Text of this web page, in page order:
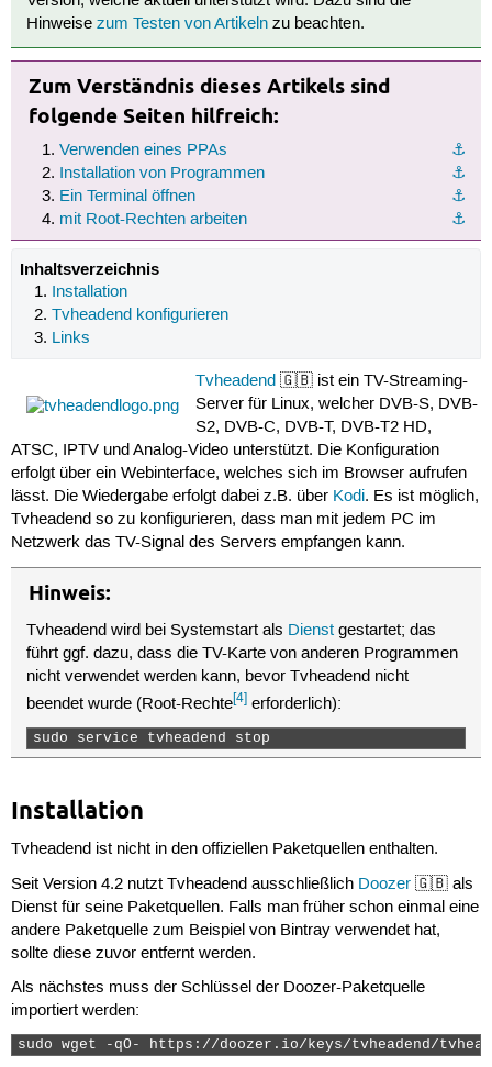
Hinweisezum Testen von Artikeln zu beachten.
Zum Verständnis dieses Artikels sind
folgende Seiten hilfreich:
⚓︎
Verwenden eines PPAs
⚓︎
Installation von Programmen
⚓︎
Ein Terminal öffnen
⚓︎
mit Root-Rechten arbeiten
Inhaltsverzeichnis
Installation
Tvheadend konfigurieren
Links
Tvheadend 🇬🇧 ist ein TV-Streaming-
Server für Linux, welcher DVB-S, DVB-
S2, DVB-C, DVB-T, DVB-T2 HD,
ATSC, IPTV und Analog-Video unterstützt. Die Konfiguration
erfolgt über ein Webinterface, welches sich im Browser aufrufen
lässt. Die Wiedergabe erfolgt dabei z.B. über Kodi. Es ist möglich,
Tvheadend so zu konfigurieren, dass man mit jedem PC im
Netzwerk das TV-Signal des Servers empfangen kann.
Hinweis:
Tvheadend wird bei Systemstart als Dienst gestartet; das
führt ggf. dazu, dass die TV-Karte von anderen Programmen
nicht verwendet werden kann, bevor Tvheadend nicht
beendet wurde (Root-Rechte[4] erforderlich):
sudo service tvheadend stop
Installation
Tvheadend ist nicht in den offiziellen Paketquellen enthalten.
Seit Version 4.2 nutzt Tvheadend ausschließlich Doozer🇬🇧 als
Dienst für seine Paketquellen. Falls man früher schon einmal eine
andere Paketquelle zum Beispiel von Bintray verwendet hat,
sollte diese zuvor entfernt werden.
Als nächstes muss der Schlüssel der Doozer-Paketquelle
importiert werden:
sudo wget -qO- https://doozer.io/keys/tvheadend/